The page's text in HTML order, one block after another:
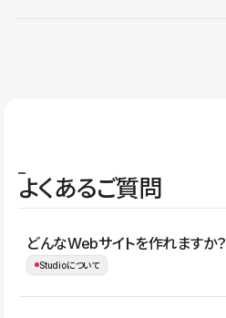
よくあるご質問
どんなWebサイトを作れますか？
Studioについて